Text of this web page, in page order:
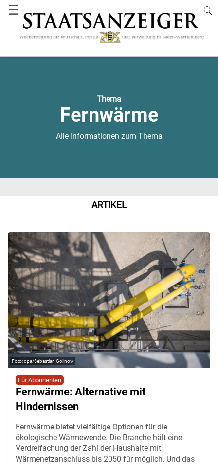
☰
Thema
Fernwärme
Alle Informationen zum Thema
ARTIKEL
dpa/Sebastian Gollnow
Für Abonnenten
Fernwärme: Alternative mit
Hindernissen
Fernwärme bietet vielfältige Optionen für die
ökologische Wärmewende. Die Branche hält eine
Verdreifachung der Zahl der Haushalte mit
Wärmenetzanschluss bis 2050 für möglich. Und das